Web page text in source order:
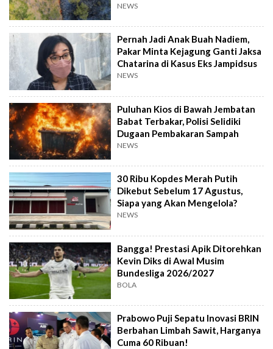
NEWS
Pernah Jadi Anak Buah Nadiem,
Pakar Minta Kejagung Ganti Jaksa
Chatarina di Kasus Eks Jampidsus
NEWS
Puluhan Kios di Bawah Jembatan
Babat Terbakar, Polisi Selidiki
Dugaan Pembakaran Sampah
NEWS
30 Ribu Kopdes Merah Putih
Dikebut Sebelum 17 Agustus,
Siapa yang Akan Mengelola?
NEWS
Bangga! Prestasi Apik Ditorehkan
Kevin Diks di Awal Musim
Bundesliga 2026/2027
BOLA
Prabowo Puji Sepatu Inovasi BRIN
Berbahan Limbah Sawit, Harganya
Cuma 60 Ribuan!